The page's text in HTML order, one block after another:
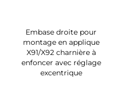
Embase droite pour
montage en applique
X91/X92 charnière à
enfoncer avec réglage
excentrique